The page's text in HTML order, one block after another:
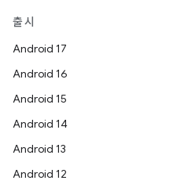
출시
Android 17
Android 16
Android 15
Android 14
Android 13
Android 12